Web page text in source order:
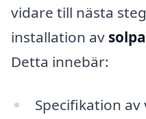
vidare till nästa
installation av
Detta innebär:
Specifikation av